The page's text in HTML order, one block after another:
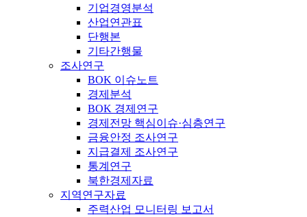
기업경영분석
산업연관표
단행본
기타간행물
조사연구
BOK 이슈노트
경제분석
BOK 경제연구
경제전망 핵심이슈·심층연구
금융안정 조사연구
지급결제 조사연구
통계연구
북한경제자료
지역연구자료
주력산업 모니터링 보고서